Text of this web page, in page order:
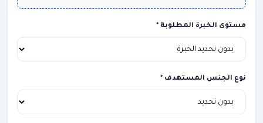
مستوى الخبرة المطلوبة *
نوع الجنس المستهدف *